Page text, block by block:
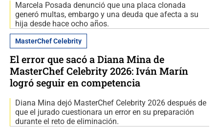
Marcela Posada denunció que una placa clonada
generó multas, embargo y una deuda que afecta a su
hija desde hace ocho años.
MasterChef Celebrity
El error que sacó a Diana Mina de
MasterChef Celebrity 2026: Iván Marín
logró seguir en competencia
Diana Mina dejó MasterChef Celebrity 2026 después de
que el jurado cuestionara un error en su preparación
durante el reto de eliminación.